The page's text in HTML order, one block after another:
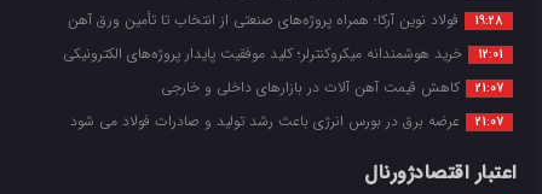
19:28 فولاد نوین آرکا؛ همراه پروژه‌های صنعتی از انتخاب تا تأمین ورق آهن
12:01 خرید هوشمندانه میکروکنترلر؛ کلید موفقیت پایدار پروژه‌های الکترونیکی
21:07 کاهش قیمت آهن آلات در بازارهای داخلی و خارجی
21:07 عرضه برق در بورس انرژی باعث رشد تولید و صادرات فولاد می شود
اعتبار اقتصادژورنال